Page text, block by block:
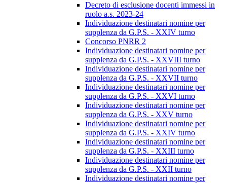
Decreto di esclusione docenti immessi in
ruolo a.s. 2023-24
Individuazione destinatari nomine per
supplenza da G.P.S. - XXIV turno
Concorso PNRR 2
Individuazione destinatari nomine per
supplenza da G.P.S. - XXVIII turno
Individuazione destinatari nomine per
supplenza da G.P.S. - XXVII turno
Individuazione destinatari nomine per
supplenza da G.P.S. - XXVI turno
Individuazione destinatari nomine per
supplenza da G.P.S. - XXV turno
Individuazione destinatari nomine per
supplenza da G.P.S. - XXIV turno
Individuazione destinatari nomine per
supplenza da G.P.S. - XXIII turno
Individuazione destinatari nomine per
supplenza da G.P.S. - XXII turno
Individuazione destinatari nomine per